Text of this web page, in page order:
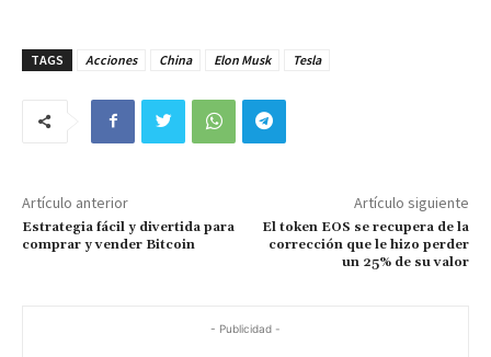
TAGS Acciones China Elon Musk Tesla
Artículo anterior
Estrategia fácil y divertida para
comprar y vender Bitcoin
Artículo siguiente
El token EOS se recupera de la
corrección que le hizo perder
un 25% de su valor
- Publicidad -